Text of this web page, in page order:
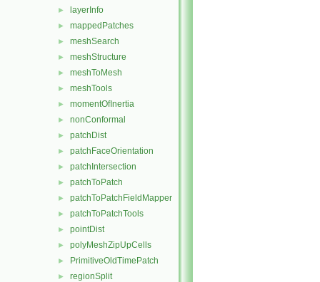
► layerInfo
► mappedPatches
► meshSearch
► meshStructure
► meshToMesh
► meshTools
► momentOfInertia
► nonConformal
► patchDist
► patchFaceOrientation
► patchIntersection
► patchToPatch
► patchToPatchFieldMapper
► patchToPatchTools
► pointDist
► polyMeshZipUpCells
► PrimitiveOldTimePatch
► regionSplit